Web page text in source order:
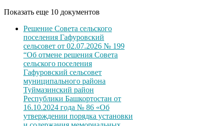
Показать еще 10 документов
Решение Совета сельского
поселения Гафуровский
сельсовет от 02.07.2026 № 199
“Об отмене решения Совета
сельского поселения
Гафуровский сельсовет
муниципального района
Туймазинский район
Республики Башкортостан от
16.10.2024 года № 86 «Об
утверждении порядка установки